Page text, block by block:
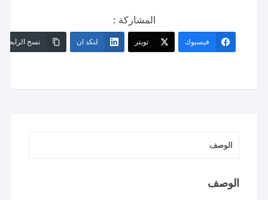
المشاركة :
فيسبوك تويتر لنكد ان نسخ الرابط
الوصف
الوصف